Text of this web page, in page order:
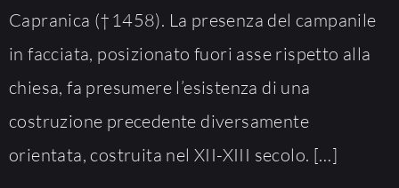
Capranica (†1458). La presenza del campanile
in facciata, posizionato fuori asse rispetto alla
chiesa, fa presumere l’esistenza di una
costruzione precedente diversamente
orientata, costruita nel XII-XIII secolo. […]